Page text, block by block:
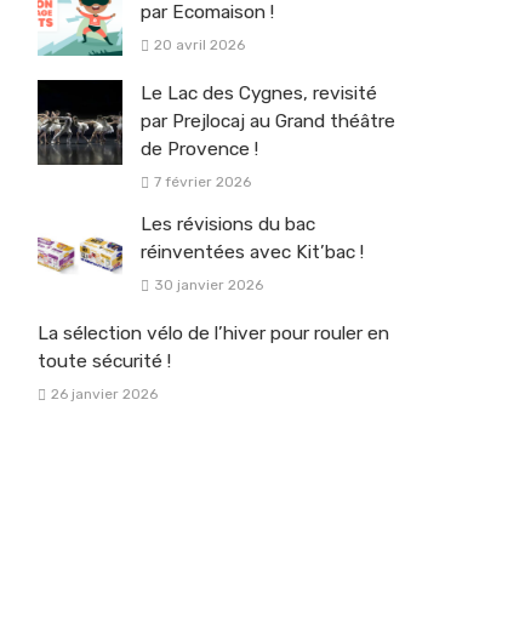
par Ecomaison !
20 avril 2026
Le Lac des Cygnes, revisité
par Prejlocaj au Grand théâtre
de Provence !
7 février 2026
Les révisions du bac
réinventées avec Kit’bac !
30 janvier 2026
La sélection vélo de l’hiver pour rouler en
toute sécurité !
26 janvier 2026